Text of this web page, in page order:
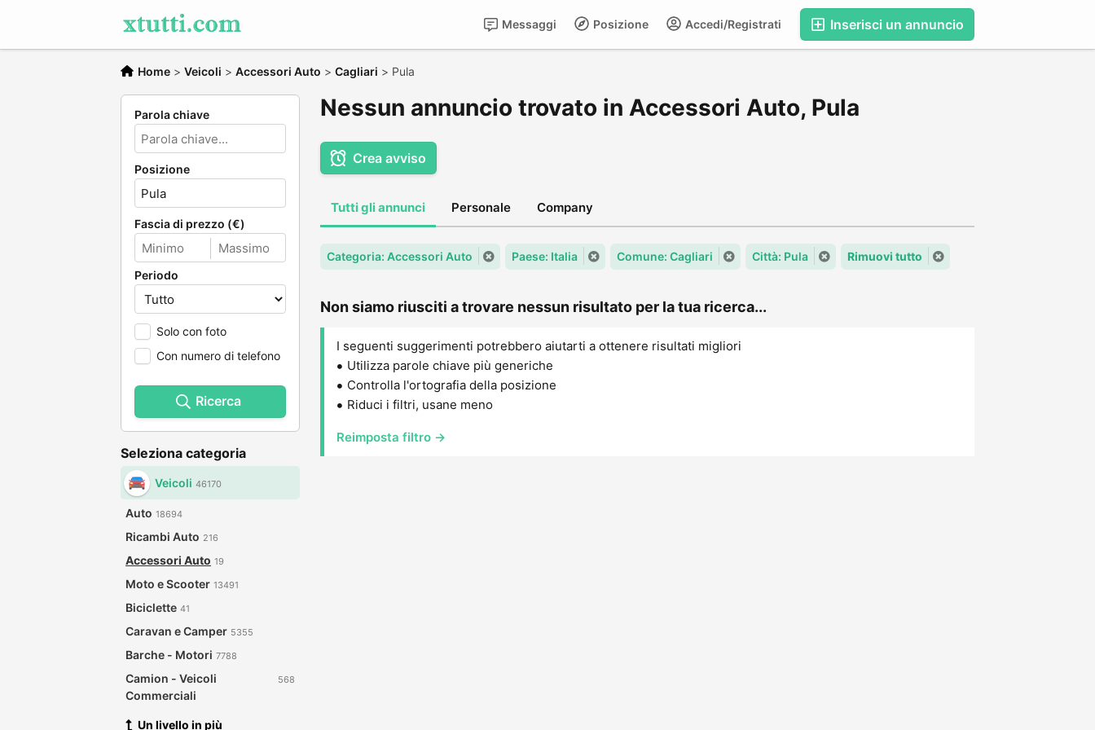
Inserisci un annuncio
Accedi/Registrati
Posizione
Messaggi
Home > Veicoli > Accessori Auto > Cagliari > Pula
Parola chiave
Posizione
Fascia di prezzo (€)
Periodo
Solo con foto
Con numero di telefono
Ricerca
Seleziona categoria
Veicoli 46170
Auto 18694
Ricambi Auto 216
Accessori Auto 19
Moto e Scooter 13491
Biciclette 41
Caravan e Camper 5355
Barche - Motori 7788
Camion - Veicoli
Commerciali
568
Un livello in più
Nessun annuncio trovato in Accessori Auto, Pula
Crea avviso
Tutti gli annunci Personale Company
Categoria: Accessori Auto Paese: Italia Comune: Cagliari Città: Pula Rimuovi tutto
Non siamo riusciti a trovare nessun risultato per la tua ricerca...
I seguenti suggerimenti potrebbero aiutarti a ottenere risultati migliori
Utilizza parole chiave più generiche
Controlla l'ortografia della posizione
Riduci i filtri, usane meno
Reimposta filtro →